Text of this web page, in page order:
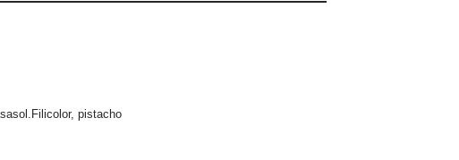
,pistacho